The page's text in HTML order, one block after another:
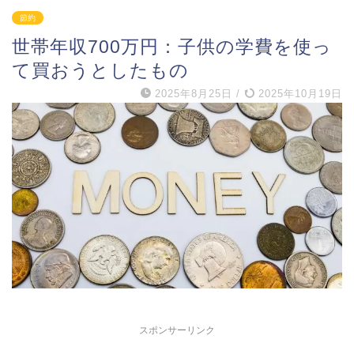
節約
世帯年収700万円：子供の学費を使っ
て買おうとしたもの
2025年8月25日 / 2025年10月19日
スポンサーリンク